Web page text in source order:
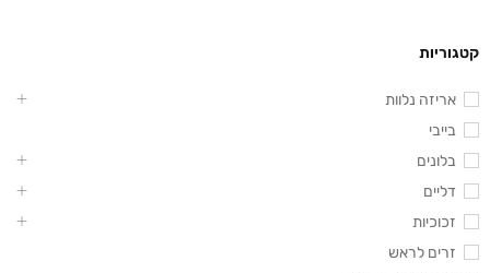
קטגוריות
אריזה נלוות
בייבי
בלונים
דליים
זכוכיות
זרים לראש